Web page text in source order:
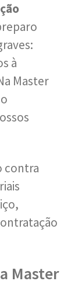
à
Master
contra
Master